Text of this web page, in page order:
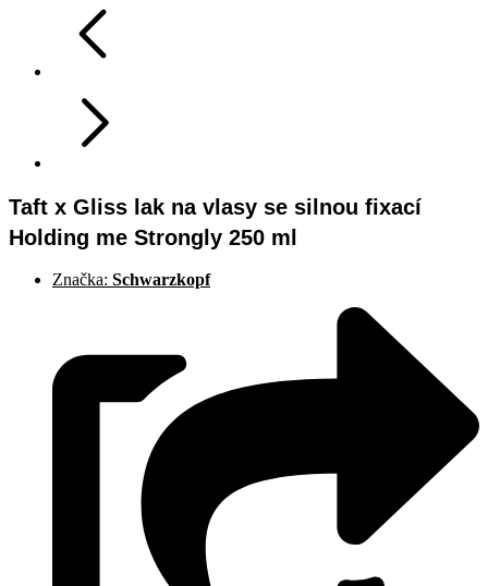
Taft x Gliss lak na vlasy se silnou fixací
Holding me Strongly 250 ml
Značka: Schwarzkopf